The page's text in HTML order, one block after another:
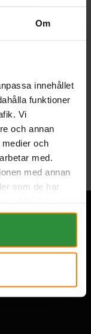
Om
innehållet
funktioner
Vi
och annan
och
med.
med annan
som de har
Cookie sida